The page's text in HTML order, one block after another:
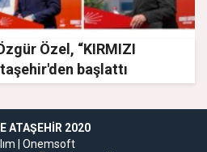
Özel, “KIRMIZI
başlattı
ATAŞEHIR 2020
| Onemsoft